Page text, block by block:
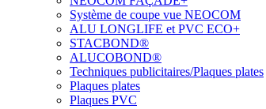
Système de coupe vue NEOCOM
ALU LONGLIFE et PVC ECO+
STACBOND®
ALUCOBOND®
Techniques publicitaires/Plaques plates
Plaques plates
Plaques PVC